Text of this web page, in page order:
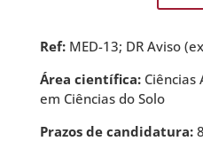
Ref:MED-13; DR Aviso
Área científica:Ciências
em Ciências do Solo
Prazos de candidatura: